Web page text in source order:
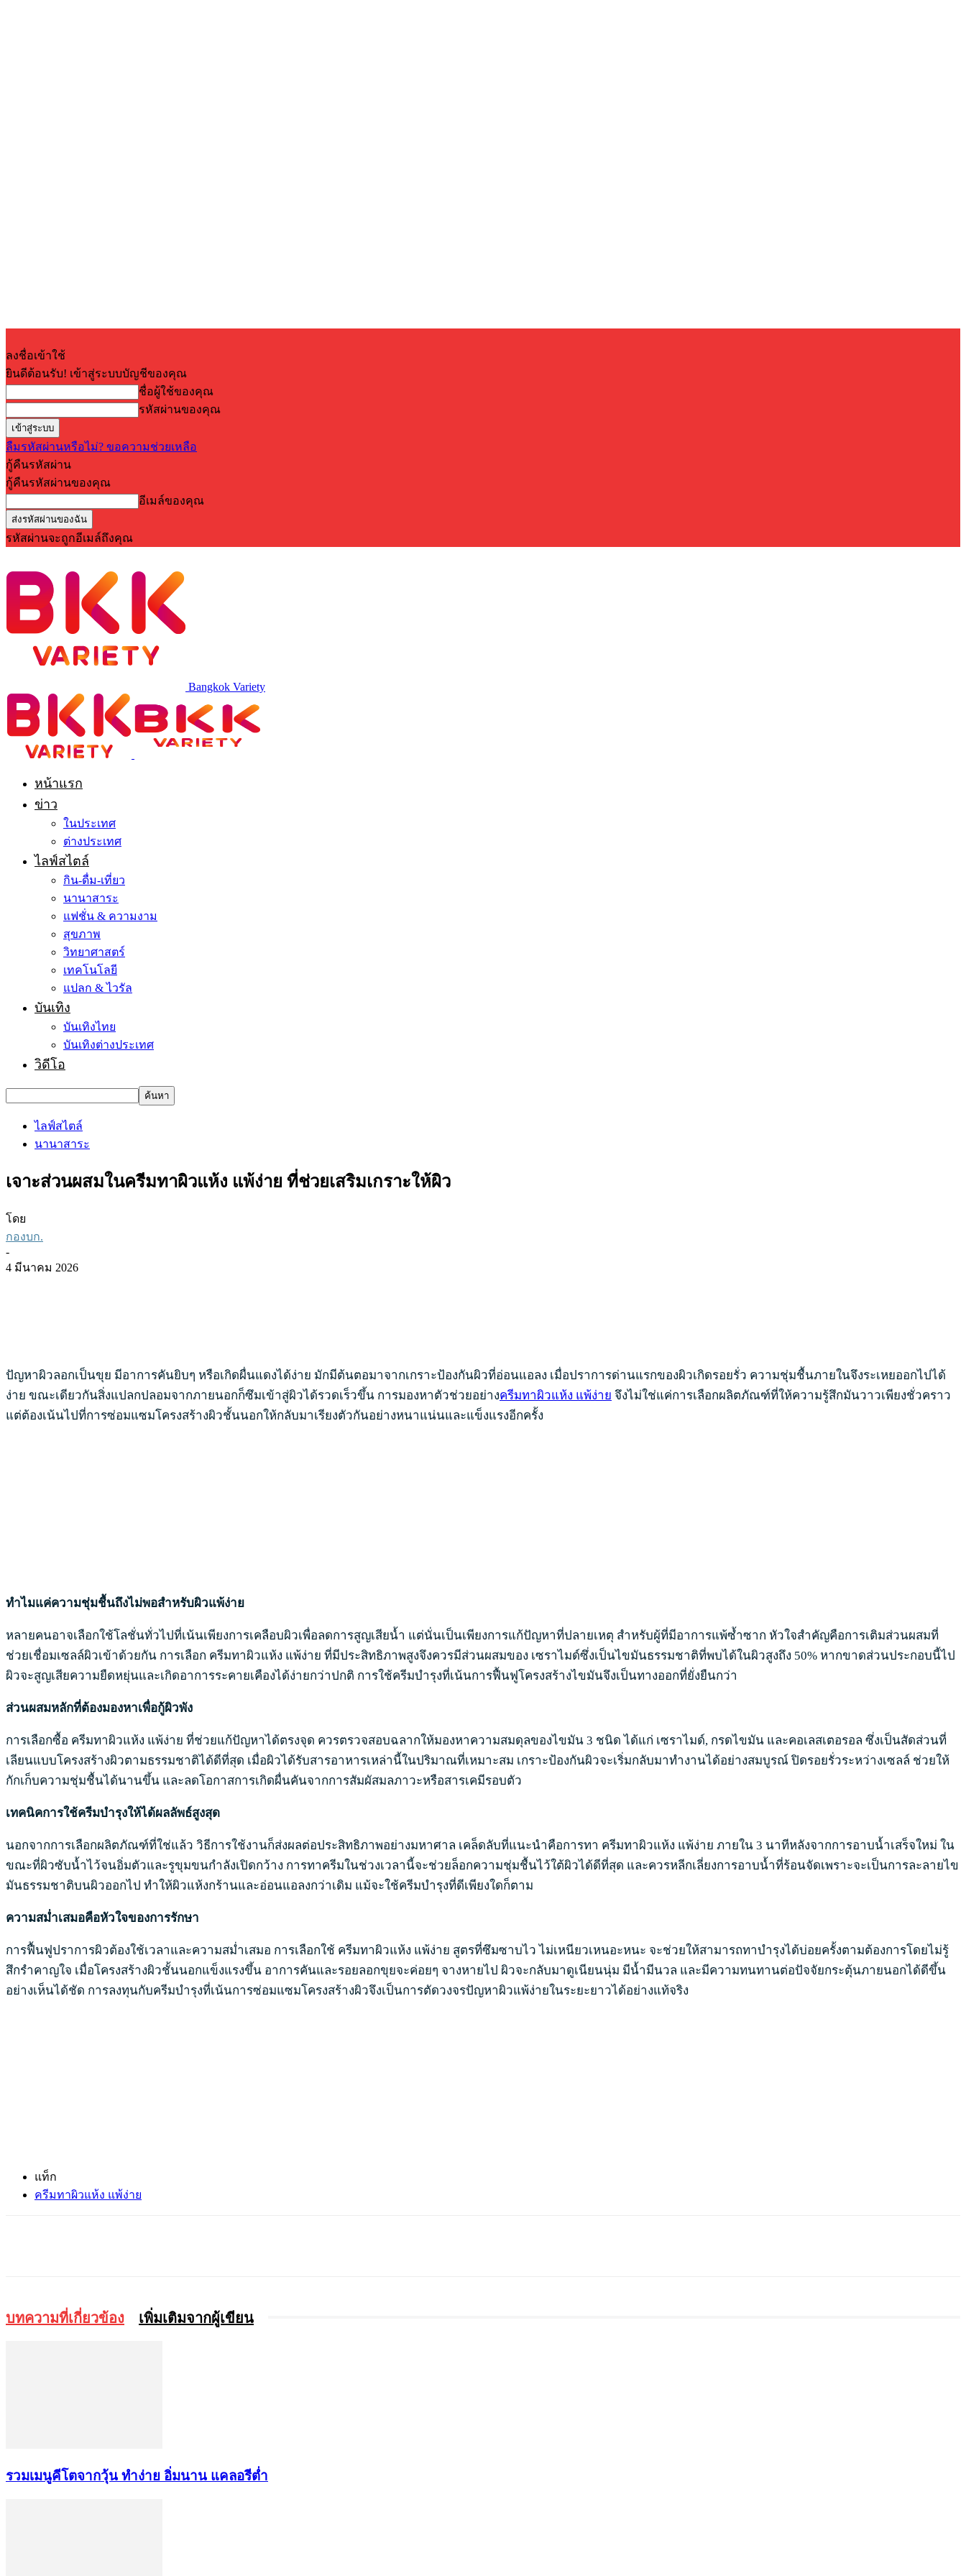
ลงชื่อเข้าใช้
ยินดีต้อนรับ! เข้าสู่ระบบบัญชีของคุณ
ชื่อผู้ใช้ของคุณ
รหัสผ่านของคุณ
ลืมรหัสผ่านหรือไม่? ขอความช่วยเหลือ
กู้คืนรหัสผ่าน
กู้คืนรหัสผ่านของคุณ
อีเมล์ของคุณ
รหัสผ่านจะถูกอีเมล์ถึงคุณ
Bangkok Variety
หน้าแรก
ข่าว
ในประเทศ
ต่างประเทศ
ไลฟ์สไตล์
กิน-ดื่ม-เที่ยว
นานาสาระ
แฟชั่น & ความงาม
สุขภาพ
วิทยาศาสตร์
เทคโนโลยี
แปลก & ไวรัล
บันเทิง
บันเทิงไทย
บันเทิงต่างประเทศ
วิดีโอ
ไลฟ์สไตล์
นานาสาระ
เจาะส่วนผสมในครีมทาผิวแห้ง แพ้ง่าย ที่ช่วยเสริมเกราะให้ผิว
โดย
กองบก.
-
4 มีนาคม 2026
ปัญหาผิวลอกเป็นขุย มีอาการคันยิบๆ หรือเกิดผื่นแดงได้ง่าย มักมีต้นตอมาจากเกราะป้องกันผิวที่อ่อนแอลง เมื่อปราการด่านแรกของผิวเกิดรอยรั่ว ความชุ่มชื้นภายในจึงระเหยออกไปได้
ง่าย ขณะเดียวกันสิ่งแปลกปลอมจากภายนอกก็ซึมเข้าสู่ผิวได้รวดเร็วขึ้น การมองหาตัวช่วยอย่างครีมทาผิวแห้ง แพ้ง่าย จึงไม่ใช่แค่การเลือกผลิตภัณฑ์ที่ให้ความรู้สึกมันวาวเพียงชั่วคราว
แต่ต้องเน้นไปที่การซ่อมแซมโครงสร้างผิวชั้นนอกให้กลับมาเรียงตัวกันอย่างหนาแน่นและแข็งแรงอีกครั้ง
ทำไมแค่ความชุ่มชื้นถึงไม่พอสำหรับผิวแพ้ง่าย
หลายคนอาจเลือกใช้โลชั่นทั่วไปที่เน้นเพียงการเคลือบผิวเพื่อลดการสูญเสียน้ำ แต่นั่นเป็นเพียงการแก้ปัญหาที่ปลายเหตุ สำหรับผู้ที่มีอาการแพ้ซ้ำซาก หัวใจสำคัญคือการเติมส่วนผสมที่
ช่วยเชื่อมเซลล์ผิวเข้าด้วยกัน การเลือก ครีมทาผิวแห้ง แพ้ง่าย ที่มีประสิทธิภาพสูงจึงควรมีส่วนผสมของ เซราไมด์ซึ่งเป็นไขมันธรรมชาติที่พบได้ในผิวสูงถึง 50% หากขาดส่วนประกอบนี้ไป
ผิวจะสูญเสียความยืดหยุ่นและเกิดอาการระคายเคืองได้ง่ายกว่าปกติ การใช้ครีมบำรุงที่เน้นการฟื้นฟูโครงสร้างไขมันจึงเป็นทางออกที่ยั่งยืนกว่า
ส่วนผสมหลักที่ต้องมองหาเพื่อกู้ผิวพัง
การเลือกซื้อ ครีมทาผิวแห้ง แพ้ง่าย ที่ช่วยแก้ปัญหาได้ตรงจุด ควรตรวจสอบฉลากให้มองหาความสมดุลของไขมัน 3 ชนิด ได้แก่ เซราไมด์, กรดไขมัน และคอเลสเตอรอล ซึ่งเป็นสัดส่วนที่
เลียนแบบโครงสร้างผิวตามธรรมชาติได้ดีที่สุด เมื่อผิวได้รับสารอาหารเหล่านี้ในปริมาณที่เหมาะสม เกราะป้องกันผิวจะเริ่มกลับมาทำงานได้อย่างสมบูรณ์ ปิดรอยรั่วระหว่างเซลล์ ช่วยให้
กักเก็บความชุ่มชื้นได้นานขึ้น และลดโอกาสการเกิดผื่นคันจากการสัมผัสมลภาวะหรือสารเคมีรอบตัว
เทคนิคการใช้ครีมบำรุงให้ได้ผลลัพธ์สูงสุด
นอกจากการเลือกผลิตภัณฑ์ที่ใช่แล้ว วิธีการใช้งานก็ส่งผลต่อประสิทธิภาพอย่างมหาศาล เคล็ดลับที่แนะนำคือการทา ครีมทาผิวแห้ง แพ้ง่าย ภายใน 3 นาทีหลังจากการอาบน้ำเสร็จใหม่ ใน
ขณะที่ผิวซับน้ำไว้จนอิ่มตัวและรูขุมขนกำลังเปิดกว้าง การทาครีมในช่วงเวลานี้จะช่วยล็อกความชุ่มชื้นไว้ใต้ผิวได้ดีที่สุด และควรหลีกเลี่ยงการอาบน้ำที่ร้อนจัดเพราะจะเป็นการละลายไข
มันธรรมชาติบนผิวออกไป ทำให้ผิวแห้งกร้านและอ่อนแอลงกว่าเดิม แม้จะใช้ครีมบำรุงที่ดีเพียงใดก็ตาม
ความสม่ำเสมอคือหัวใจของการรักษา
การฟื้นฟูปราการผิวต้องใช้เวลาและความสม่ำเสมอ การเลือกใช้ ครีมทาผิวแห้ง แพ้ง่าย สูตรที่ซึมซาบไว ไม่เหนียวเหนอะหนะ จะช่วยให้สามารถทาบำรุงได้บ่อยครั้งตามต้องการโดยไม่รู้
สึกรำคาญใจ เมื่อโครงสร้างผิวชั้นนอกแข็งแรงขึ้น อาการคันและรอยลอกขุยจะค่อยๆ จางหายไป ผิวจะกลับมาดูเนียนนุ่ม มีน้ำมีนวล และมีความทนทานต่อปัจจัยกระตุ้นภายนอกได้ดีขึ้น
อย่างเห็นได้ชัด การลงทุนกับครีมบำรุงที่เน้นการซ่อมแซมโครงสร้างผิวจึงเป็นการตัดวงจรปัญหาผิวแพ้ง่ายในระยะยาวได้อย่างแท้จริง
แท็ก
ครีมทาผิวแห้ง แพ้ง่าย
บทความที่เกี่ยวข้อง เพิ่มเติมจากผู้เขียน
รวมเมนูคีโตจากวุ้น ทำง่าย อิ่มนาน แคลอรีต่ำ